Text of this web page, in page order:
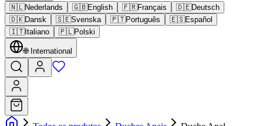
🇳🇱Nederlands 🇬🇧English 🇫🇷Français 🇩🇪Deutsch
🇩🇰Dansk 🇸🇪Svenska 🇵🇹Português 🇪🇸Español
🇮🇹Italiano 🇵🇱Polski
🌐 International